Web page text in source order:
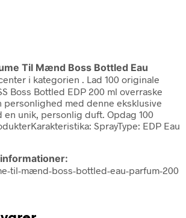
Til Mænd Boss Bottled Eau
i kategorien . Lad 100 originale
Boss Bottled EDP 200 ml overraske
med denne eksklusive
en unik, personlig duft. Opdag 100
SprayType: EDP Eau
til-mænd-boss-bottled-eau-parfum-200